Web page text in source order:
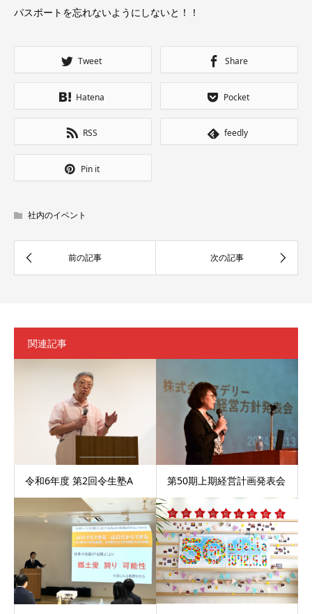
パスポートを忘れないようにしないと！！
Tweet Share
Hatena Pocket
RSS feedly
Pin it
社内のイベント
関連記事
令和6年度 第2回令生塾A 第50期上期経営計画発表会